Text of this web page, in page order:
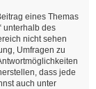
eines Themas
unterhalb des
nicht sehen
Umfragen zu
dass jede
auch unter